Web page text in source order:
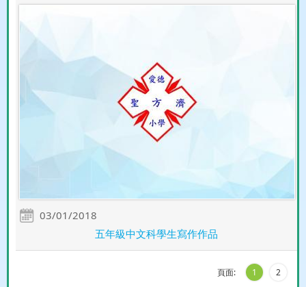
03/01/2018
五年級中文科學生寫作作品
頁面: 1 2